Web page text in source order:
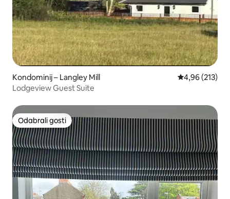
Kondominij – Langley Mill Prosječna
4,96 (213)
Lodgeview Guest Suite
Odabrali gosti
Odabrali gosti